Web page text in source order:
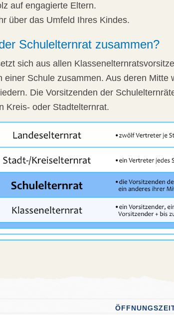
auf engagierte Eltern.
über das Umfeld Ihres Kindes.
Schulelternrat zusammen?
sich aus allen
einer Schule zusammen. Aus deren Mitte
Die Vorsitzenden der
Kreis- oder Stadtelternrat.